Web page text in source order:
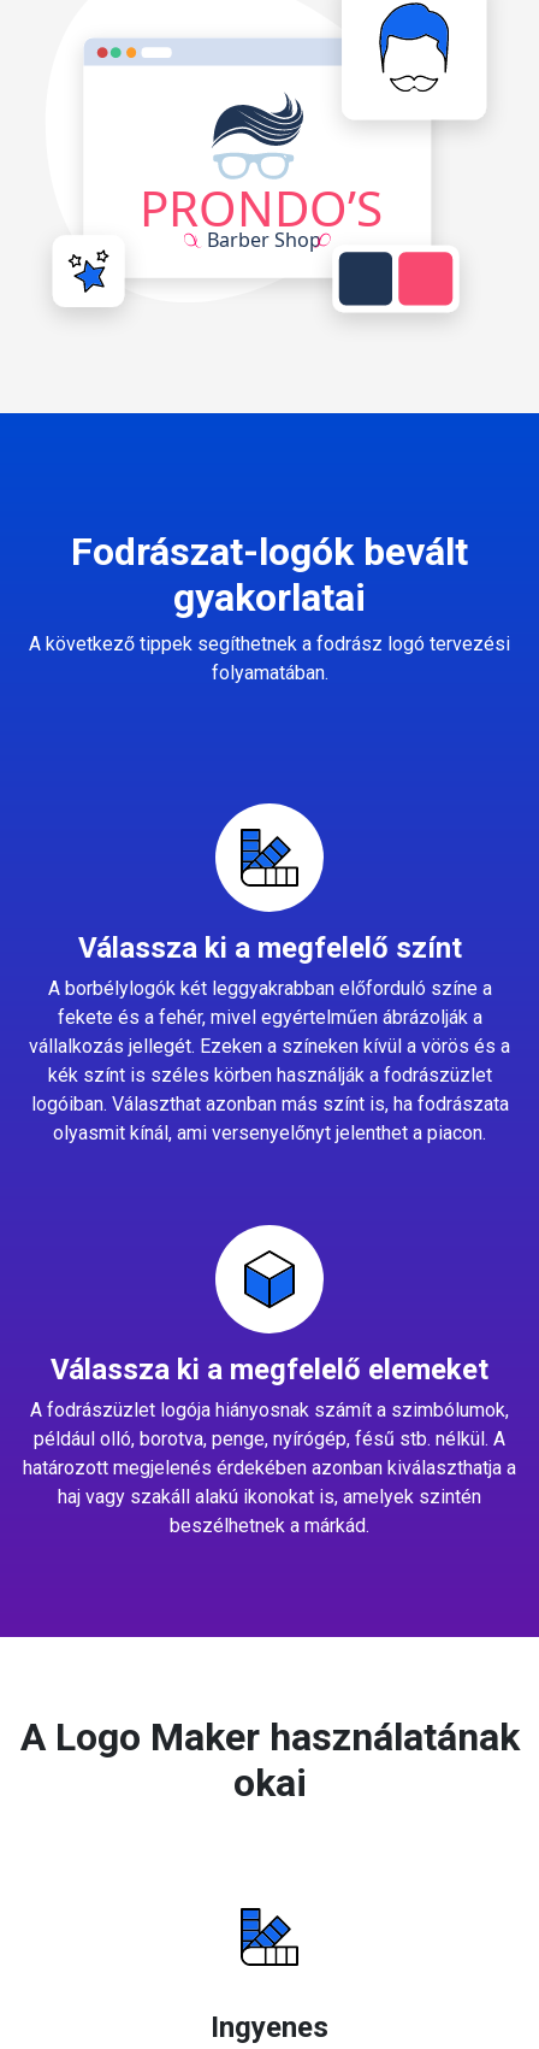
Fodrászat-logók bevált
gyakorlatai
A következő tippek segíthetnek a fodrász logó tervezési
folyamatában.
Válassza ki a megfelelő színt
A borbélylogók két leggyakrabban előforduló színe a
fekete és a fehér, mivel egyértelműen ábrázolják a
vállalkozás jellegét. Ezeken a színeken kívül a vörös és a
kék színt is széles körben használják a fodrászüzlet
logóiban. Választhat azonban más színt is, ha fodrászata
olyasmit kínál, ami versenyelőnyt jelenthet a piacon.
Válassza ki a megfelelő elemeket
A fodrászüzlet logója hiányosnak számít a szimbólumok,
például olló, borotva, penge, nyírógép, fésű stb. nélkül. A
határozott megjelenés érdekében azonban kiválaszthatja a
haj vagy szakáll alakú ikonokat is, amelyek szintén
beszélhetnek a márkád.
A Logo Maker használatának
okai
Ingyenes